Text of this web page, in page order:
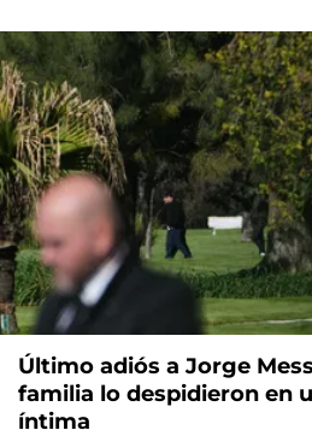
Último adiós a Jorge
familia lo despidieron en
íntima